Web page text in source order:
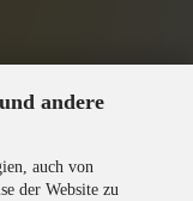
andere
auch von
der Website zu